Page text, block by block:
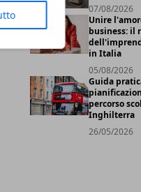
07/08/2026
Unire
business: il
in Italia
05/08/2026
Guida
percorso
Inghilterra
26/05/2026